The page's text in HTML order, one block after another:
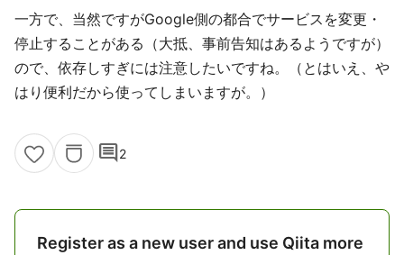
一方で、当然ですがGoogle側の都合でサービスを変更・
停止することがある（大抵、事前告知はあるようですが）
ので、依存しすぎには注意したいですね。（とはいえ、や
はり便利だから使ってしまいますが。）
comment2
Register as a new user and use Qiita more